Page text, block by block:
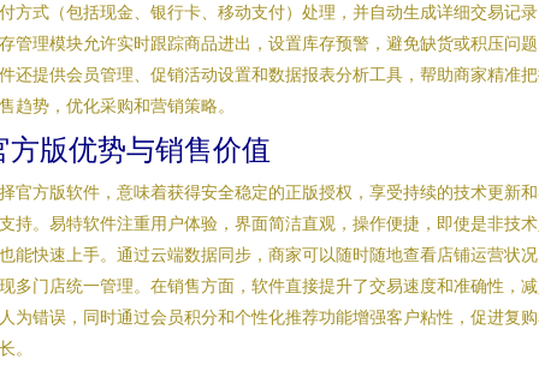
方式（包括现金、银行卡、移动支付）处理，并自动生成详细交易记
管理模块允许实时跟踪商品进出，设置库存预警，避免缺货或积压问
还提供会员管理、促销活动设置和数据报表分析工具，帮助商家精准
趋势，优化采购和营销策略。
方版优势与销售价值
官方版软件，意味着获得安全稳定的正版授权，享受持续的技术更新
持。易特软件注重用户体验，界面简洁直观，操作便捷，即使是非技
能快速上手。通过云端数据同步，商家可以随时随地查看店铺运营状
多门店统一管理。在销售方面，软件直接提升了交易速度和准确性，
为错误，同时通过会员积分和个性化推荐功能增强客户粘性，促进复
。